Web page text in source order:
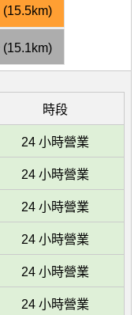
時段
24 小時營業
24 小時營業
24 小時營業
24 小時營業
24 小時營業
24 小時營業